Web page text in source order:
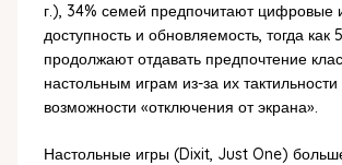
г.), 34% семей предпочитают цифровые
доступность и обновляемость, тогда как
продолжают отдавать предпочтение
настольным играм из-за их тактильности
возможности «отключения от экрана».
Настольные игры (Dixit, Just One)